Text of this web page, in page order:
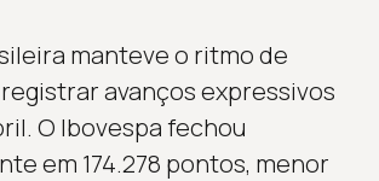
manteve o ritmo de
avanços expressivos
O Ibovespa fechou
em 174.278 pontos, menor